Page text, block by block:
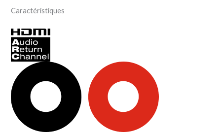
Caractéristiques